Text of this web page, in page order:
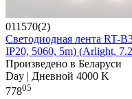
011570(2)
Светодиодная лента RT-
IP20, 5060, 5m) (Arlight,
Произведено в Беларуси
Day | Дневной 4000 K
77805